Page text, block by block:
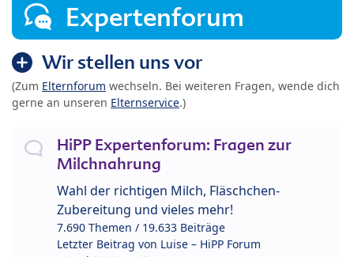
Expertenforum
Wir stellen uns vor
(Zum Elternforum wechseln. Bei weiteren Fragen, wende dich
gerne an unseren Elternservice.)
HiPP Expertenforum: Fragen zur
Milchnahrung
Wahl der richtigen Milch, Fläschchen-
Zubereitung und vieles mehr!
7.690 Themen / 19.633 Beiträge
Letzter Beitrag von Luise – HiPP Forum